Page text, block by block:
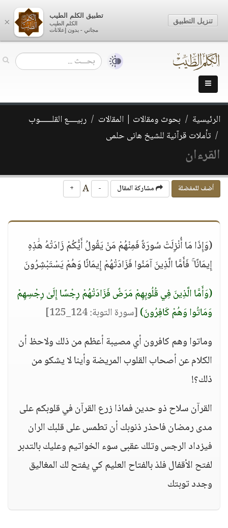
الرئيسية بحوث ومقالات | المقالات
ربيــــع القلــــــوب
تأملات قرآنية للشيخ هانى حلمى
القرءان
أضف للمفضلة مشاركة المقال -
+
(وَإِذَا مَا أُنْزِلَتْ سُورَةٌ فَمِنْهُمْ مَنْ يَقُولُ أَيُّكُمْ زَادَتْهُ هَٰذِهِ
إِيمَانًا ۚ فَأَمَّا الَّذِينَ آمَنُوا فَزَادَتْهُمْ إِيمَانًا وَهُمْ يَسْتَبْشِرُونَ
(وَأَمَّا الَّذِينَ فِي قُلُوبِهِمْ مَرَضٌ فَزَادَتْهُمْ رِجْسًا إِلَىٰ رِجْسِهِمْ
وَمَاتُوا وَهُمْ كَافِرُونَ)[سورة التوبة: 124_125]
وماتوا وهم كافرون أي مصيبة أعظم من ذلك ولاحظ أن
الكلام عن أصحاب القلوب المريضة وأينا لا يشكو من
ذلك؟!
القرآن سلاح ذو حدين فماذا زرع القرآن في قلوبكم على
مدى رمضان فاحذر ذنوبك أن تطمس على قلبك الران
فيزداد الرجس وتلك عقبى سوء الخواتيم وعليك بالتدبر
لفتح الأقفال فلذ بالفتاح العليم كي يفتح لك المغاليق
وجدد توبتك
×
تطبيق الكلم الطيب
الكلم الطيب
مجاني - بدون إعلانات
تنزيل التطبيق